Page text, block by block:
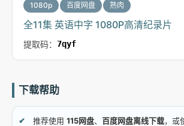
1080p 百度网盘 熟肉
全11集 英语中字 1080P高清纪录片
提取码： 7qyf
下载帮助
推荐使用 115网盘、 百度网盘离线下载，或